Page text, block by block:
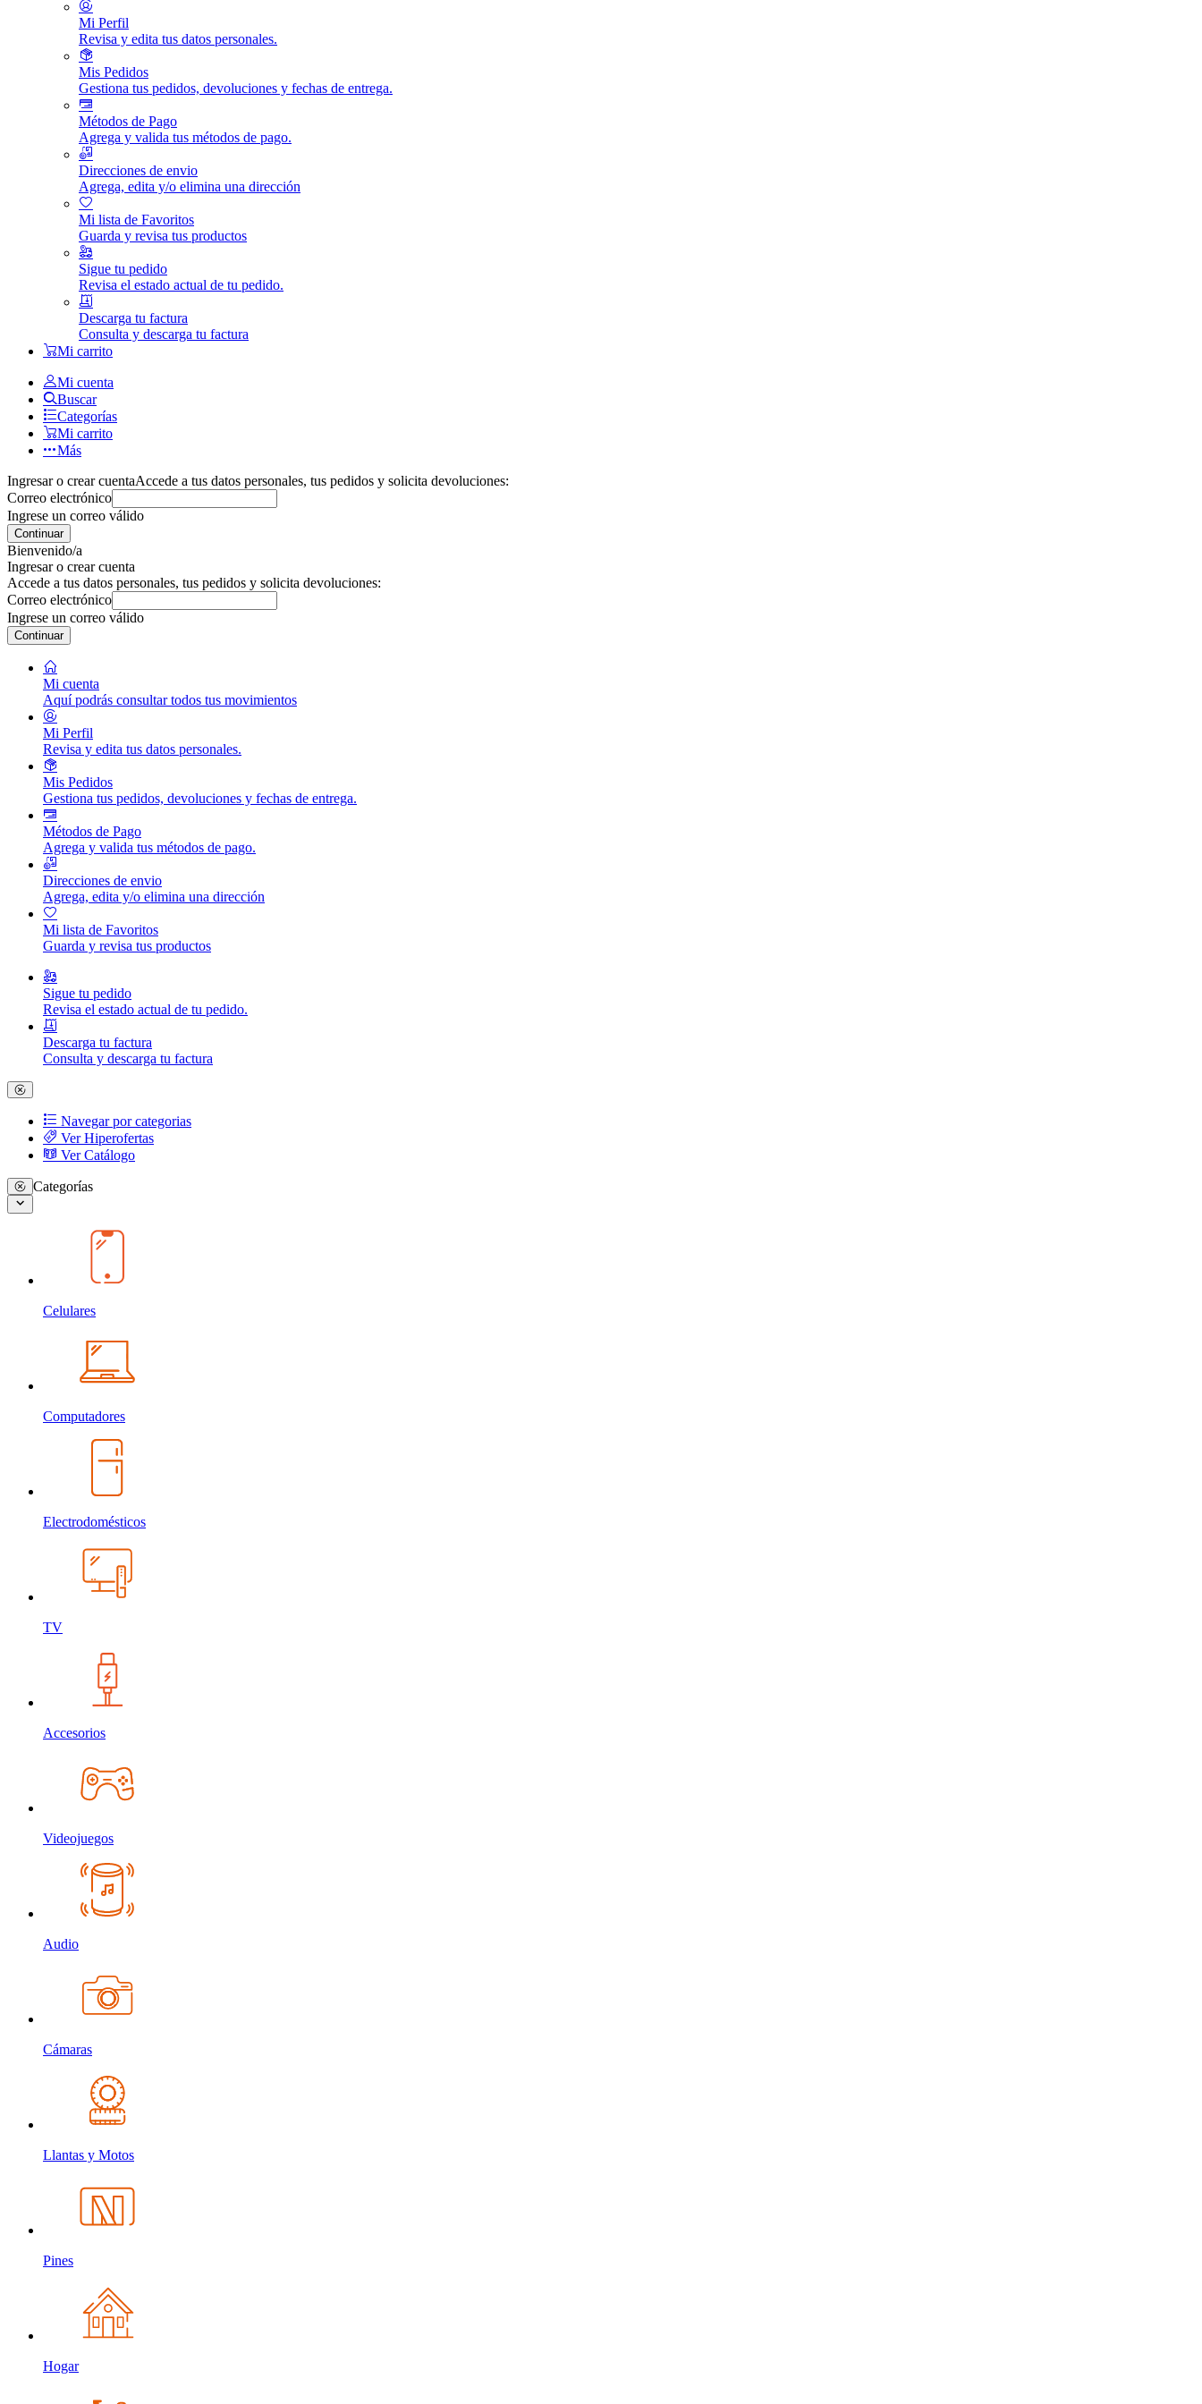
Mi Perfil
Revisa y edita tus datos personales.
Mis Pedidos
Gestiona tus pedidos, devoluciones y fechas de entrega.
Métodos de Pago
Agrega y valida tus métodos de pago.
Direcciones de envio
Agrega, edita y/o elimina una dirección
Mi lista de Favoritos
Guarda y revisa tus productos
Sigue tu pedido
Revisa el estado actual de tu pedido.
Descarga tu factura
Consulta y descarga tu factura
Mi carrito
Mi cuenta
Buscar
Categorías
Mi carrito
Más
Ingresar o crear cuentaAccede a tus datos personales, tus pedidos y solicita devoluciones:
Correo electrónico
Ingrese un correo válido
Continuar
Bienvenido/a
Ingresar o crear cuenta
Accede a tus datos personales, tus pedidos y solicita devoluciones:
Correo electrónico
Ingrese un correo válido
Continuar
Mi cuenta
Aquí podrás consultar todos tus movimientos
Mi Perfil
Revisa y edita tus datos personales.
Mis Pedidos
Gestiona tus pedidos, devoluciones y fechas de entrega.
Métodos de Pago
Agrega y valida tus métodos de pago.
Direcciones de envio
Agrega, edita y/o elimina una dirección
Mi lista de Favoritos
Guarda y revisa tus productos
Sigue tu pedido
Revisa el estado actual de tu pedido.
Descarga tu factura
Consulta y descarga tu factura
Navegar por categorias
Ver Hiperofertas
Ver Catálogo
Categorías
Celulares
Computadores
Electrodomésticos
TV
Accesorios
Videojuegos
Audio
Cámaras
Llantas y Motos
Pines
Hogar